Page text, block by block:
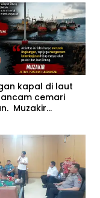
kapal di laut
cemari
Muzakir